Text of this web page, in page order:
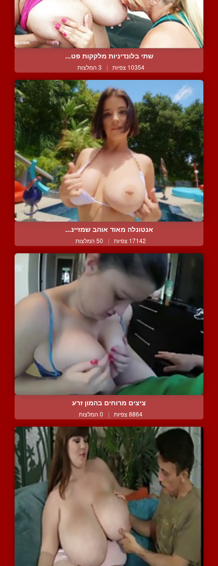
שתי בלונדיניות מלקקות פט...
10354 צפיות | 3 המלצות
אנטונלה מאוד אוהב שמזיינ...
17142 צפיות | 50 המלצות
ציצים מרוחים בהמון זרע
8864 צפיות | 0 המלצות